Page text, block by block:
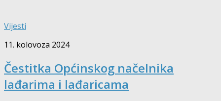
Vijesti
11. kolovoza 2024
Čestitka Općinskog načelnika
lađarima i lađaricama